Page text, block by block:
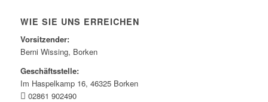
WIE SIE UNS ERREICHEN
Vorsitzender:
Berni Wissing, Borken
Geschäftsstelle:
Im Haspelkamp 16, 46325 Borken
02861 902490